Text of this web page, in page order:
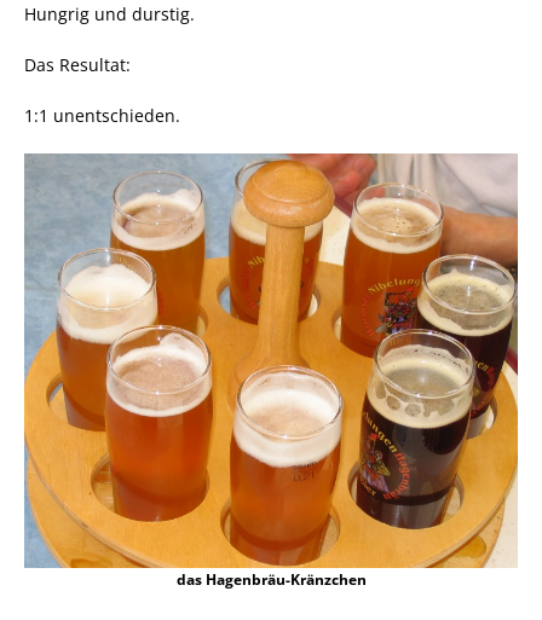
Hungrig und durstig.
Das Resultat:
1:1 unentschieden.
das Hagenbräu-Kränzchen